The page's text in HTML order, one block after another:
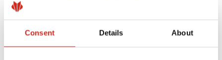
Consent Details About